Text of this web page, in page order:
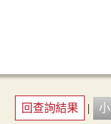
回查詢結果 | 小